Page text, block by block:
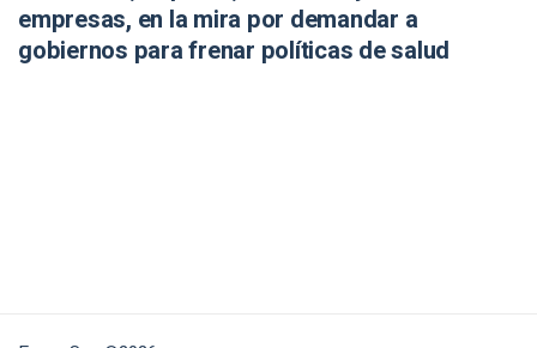
empresas, en la mira por demandar a
gobiernos para frenar políticas de salud